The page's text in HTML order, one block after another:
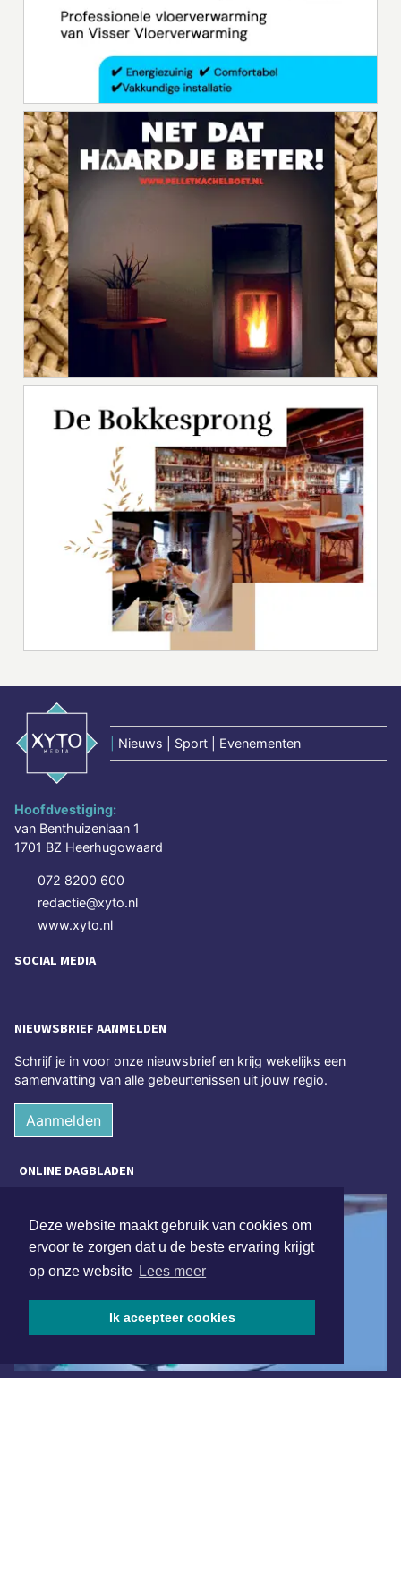
Deze website maakt gebruik van cookies om
ervoor te zorgen dat u de beste ervaring krijgt
op onze website Lees meer
Ik accepteer cookies
Nieuws | Sport | Evenementen
Hoofdvestiging:
van Benthuizenlaan 1
1701 BZ Heerhugowaard
072 8200 600
redactie@xyto.nl
www.xyto.nl
SOCIAL MEDIA
NIEUWSBRIEF AANMELDEN
Schrijf je in voor onze nieuwsbrief en krijg wekelijks een
samenvatting van alle gebeurtenissen uit jouw regio.
Aanmelden
ONLINE DAGBLADEN